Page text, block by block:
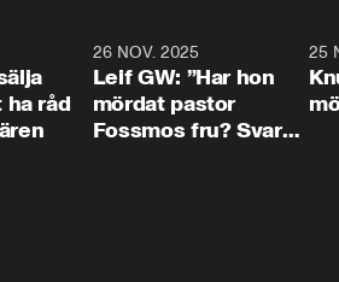
råd
26 NOV. 2025
Leif GW: ”Har hon
mördat pastor
Fossmos fru? Svar
25